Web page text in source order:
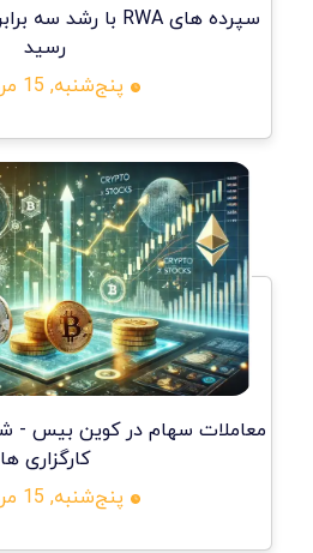
رسید
پنج‌شنبه, 15 مرداد 05
معاملات سهام در کوین بیس -
کارگزاری ها
پنج‌شنبه, 15 مرداد 05